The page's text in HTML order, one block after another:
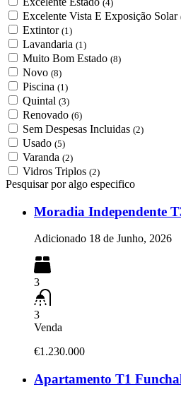
(4)
Excelente Vista E Exposição Solar
Extintor (1)
Lavandaria (1)
Muito Bom Estado (8)
Novo (8)
Piscina (1)
Quintal (3)
Renovado (6)
Sem Despesas Incluidas (2)
Usado (5)
Varanda (2)
Vidros Triplos (2)
Pesquisar por algo especifico
Moradia Independente
Adicionado 18 de Junho, 2026
3
3
Venda
€1.230.000
Apartamento T1